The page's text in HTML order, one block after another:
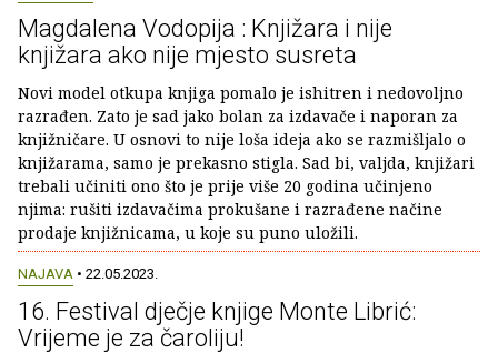
Magdalena Vodopija : Knjižara i nije
knjižara ako nije mjesto susreta
Novi model otkupa knjiga pomalo je ishitren i nedovoljno
razrađen. Zato je sad jako bolan za izdavače i naporan za
knjižničare. U osnovi to nije loša ideja ako se razmišljalo o
knjižarama, samo je prekasno stigla. Sad bi, valjda, knjižari
trebali učiniti ono što je prije više 20 godina učinjeno
njima: rušiti izdavačima prokušane i razrađene načine
prodaje knjižnicama, u koje su puno uložili.
NAJAVA • 22.05.2023.
16. Festival dječje knjige Monte Librić:
Vrijeme je za čaroliju!